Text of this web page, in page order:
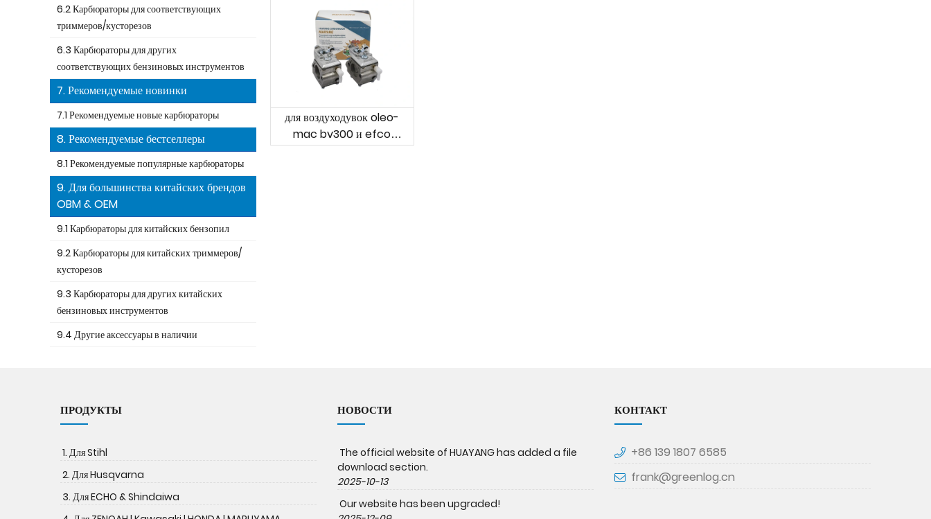
6.2 Карбюраторы для соответствующих
триммеров/кусторезов
6.3 Карбюраторы для других
соответствующих бензиновых инструментов
7. Рекомендуемые новинки
7.1 Рекомендуемые новые карбюраторы
8. Рекомендуемые бестселлеры
8.1 Рекомендуемые популярные карбюраторы
9. Для большинства китайских брендов
OBM & OEM
9.1 Карбюраторы для китайских бензопил
9.2 Карбюраторы для китайских триммеров/
кусторезов
9.3 Карбюраторы для других китайских
бензиновых инструментов
9.4 Другие аксессуары в наличии
для воздуходувок oleo-
mac bv300 и efco
sa3000
ПРОДУКТЫ
1. Для Stihl
2. Для Husqvarna
3. Для ECHO & Shindaiwa
НОВОСТИ
The official website of HUAYANG has added a file
download section.
2025-10-13
Our website has been upgraded!
КОНТАКТ
+86 139 1807 6585
frank@greenlog.cn